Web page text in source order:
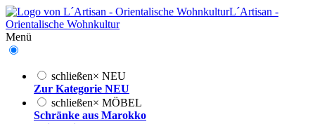
L´Artisan -
Orientalische Wohnkultur
Menü
schließen× NEU
Zur Kategorie NEU
schließen× MÖBEL
Schränke aus Marokko